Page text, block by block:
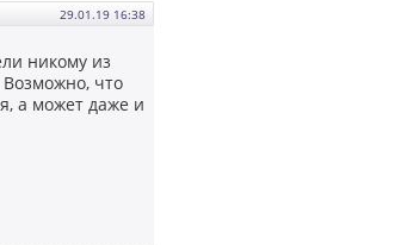
29.01.19 16:38
никому из
что
а может даже и